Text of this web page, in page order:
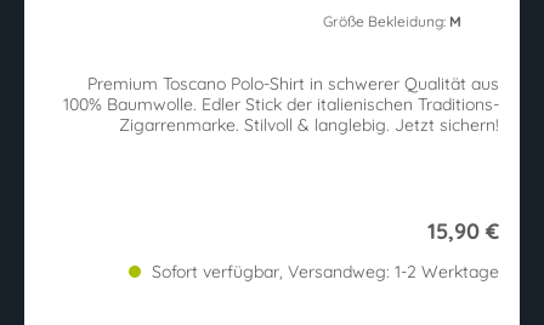
Größe Bekleidung: M
Premium Toscano Polo-Shirt in schwerer Qualität aus
100% Baumwolle. Edler Stick der italienischen Traditions-
Zigarrenmarke. Stilvoll & langlebig. Jetzt sichern!
15,90 €
Sofort verfügbar, Versandweg: 1-2 Werktage